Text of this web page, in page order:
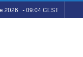
2026 - 09:04 CEST